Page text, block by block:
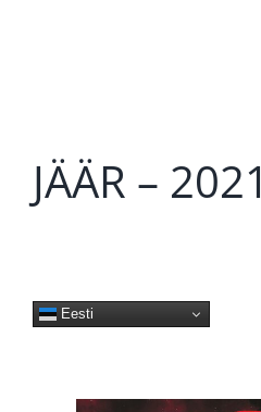
JÄÄR – 2021
Eesti